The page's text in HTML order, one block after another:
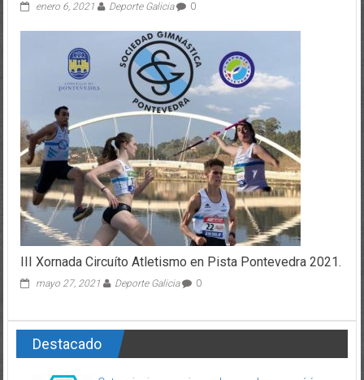
enero 6, 2021 Deporte Galicia 0
III Xornada Circuíto Atletismo en Pista Pontevedra 2021.
mayo 27, 2021 Deporte Galicia 0
Destacado